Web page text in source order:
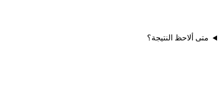
متى ألاحظ النتيجة؟